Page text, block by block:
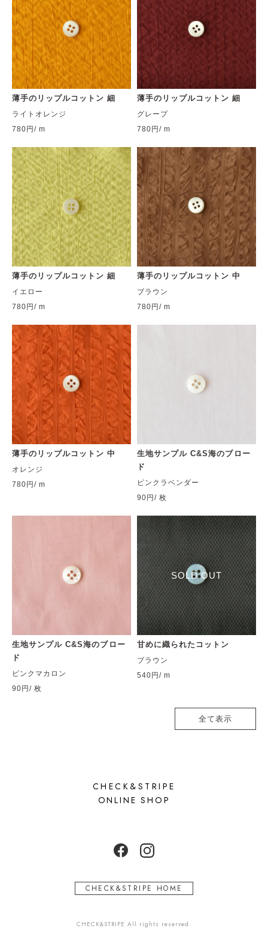
薄手のリップルコットン 細
ライトオレンジ
780円/ m
薄手のリップルコットン 細
グレープ
780円/ m
薄手のリップルコットン 細
イエロー
780円/ m
薄手のリップルコットン 中
ブラウン
780円/ m
薄手のリップルコットン 中
オレンジ
780円/ m
生地サンプル C&S海のブロー
ド
ピンクラベンダー
90円/ 枚
生地サンプル C&S海のブロー
ド
ピンクマカロン
90円/ 枚
SOLD OUT
甘めに織られたコットン
ブラウン
540円/ m
全て表示
CHECK&STRIPE
ONLINE SHOP
CHECK&STRIPE HOME
CHECK&STRIPE All rights reserved.